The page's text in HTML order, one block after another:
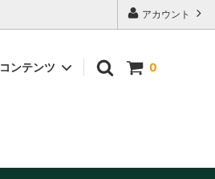
アカウント
0
コンテンツ